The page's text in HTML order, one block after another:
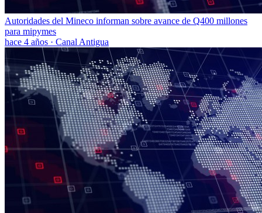
Autoridades del Mineco informan sobre avance de Q400 millones
para mipymes
hace 4 años · Canal Antigua